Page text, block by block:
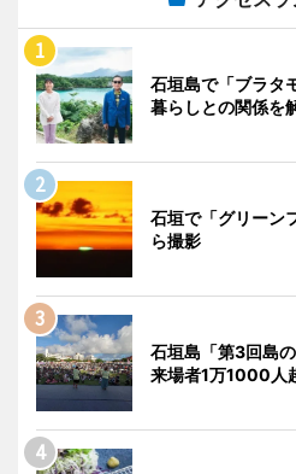
石垣島で「ブラ
暮らしとの関係を
石垣で「グリー
ら撮影
石垣島「第3回島
来場者1万1000人